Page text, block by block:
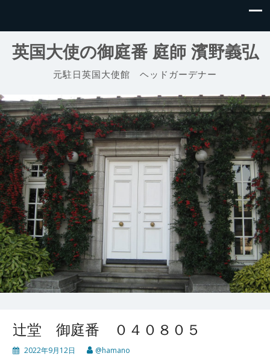
英国大使の御庭番 庭師 濱野義弘
元駐日英国大使館 ヘッドガーデナー
辻堂 御庭番 ０４０８０５
2022年9月12日 @hamano